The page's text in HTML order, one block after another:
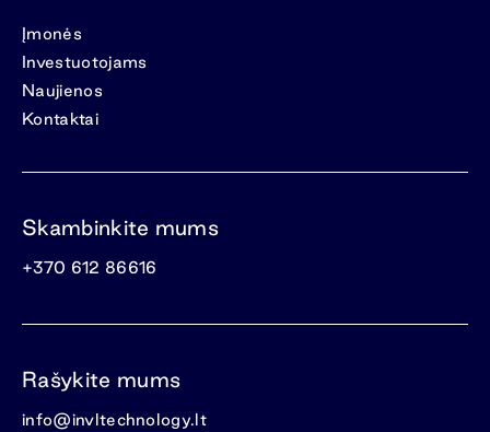
Įmonės
Investuotojams
Naujienos
Kontaktai
Skambinkite mums
+370 612 86616
Rašykite mums
info@invltechnology.lt